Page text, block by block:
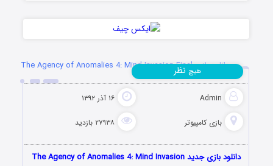
دانلود بازی The Agency of Anomalies 4: Mind Invasion Final
Admin ۱۶ آذر ۱۳۹۲
بازی کامپیوتر ۲۷۹۳۸ بازدید
هیچ نظر
دانلود بازی جدید The Agency of Anomalies 4: Mind Invasion